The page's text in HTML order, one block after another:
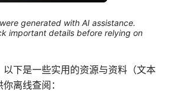
generated with AI assistance.
important details before relying on
以下是一些实用的资源与资料（文本
离线查阅：